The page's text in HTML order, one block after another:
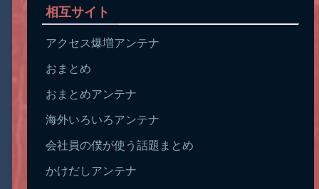
相互サイト
アクセス爆増アンテナ
おまとめ
おまとめアンテナ
海外いろいろアンテナ
会社員の僕が使う話題まとめ
かけだしアンテナ